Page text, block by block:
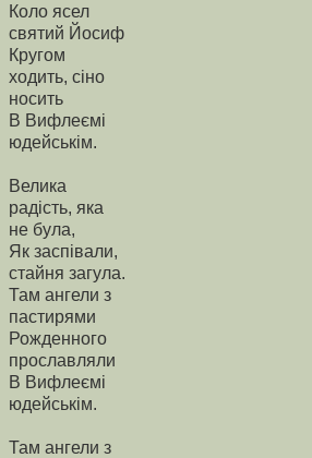
Коло ясел
святий Йосиф
Кругом
ходить, сіно
носить
В Вифлеємі
юдейськім.
Велика
радість, яка
не була,
Як заспівали,
стайня загула.
Там ангели з
пастирями
Рожденного
прославляли
В Вифлеємі
юдейськім.
Там ангели з